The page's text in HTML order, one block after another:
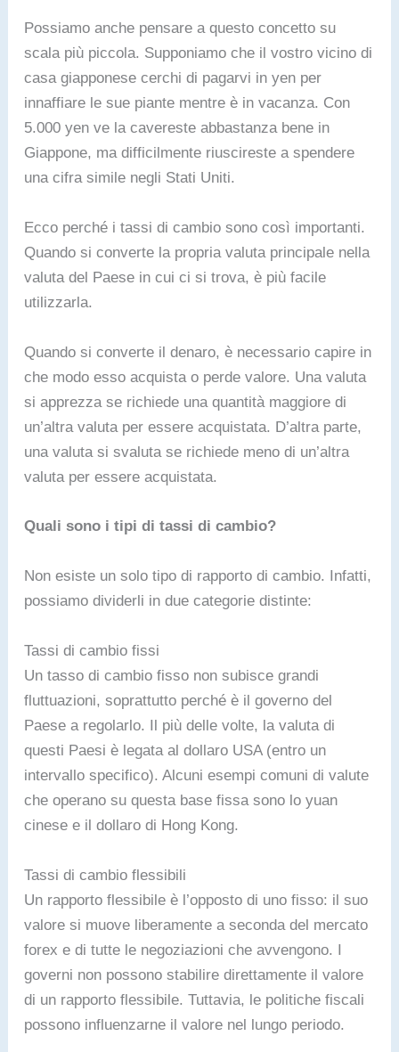
Possiamo anche pensare a questo concetto su
scala più piccola. Supponiamo che il vostro vicino di
casa giapponese cerchi di pagarvi in yen per
innaffiare le sue piante mentre è in vacanza. Con
5.000 yen ve la cavereste abbastanza bene in
Giappone, ma difficilmente riuscireste a spendere
una cifra simile negli Stati Uniti.
Ecco perché i tassi di cambio sono così importanti.
Quando si converte la propria valuta principale nella
valuta del Paese in cui ci si trova, è più facile
utilizzarla.
Quando si converte il denaro, è necessario capire in
che modo esso acquista o perde valore. Una valuta
si apprezza se richiede una quantità maggiore di
un’altra valuta per essere acquistata. D’altra parte,
una valuta si svaluta se richiede meno di un’altra
valuta per essere acquistata.
Quali sono i tipi di tassi di cambio?
Non esiste un solo tipo di rapporto di cambio. Infatti,
possiamo dividerli in due categorie distinte:
Tassi di cambio fissi
Un tasso di cambio fisso non subisce grandi
fluttuazioni, soprattutto perché è il governo del
Paese a regolarlo. Il più delle volte, la valuta di
questi Paesi è legata al dollaro USA (entro un
intervallo specifico). Alcuni esempi comuni di valute
che operano su questa base fissa sono lo yuan
cinese e il dollaro di Hong Kong.
Tassi di cambio flessibili
Un rapporto flessibile è l’opposto di uno fisso: il suo
valore si muove liberamente a seconda del mercato
forex e di tutte le negoziazioni che avvengono. I
governi non possono stabilire direttamente il valore
di un rapporto flessibile. Tuttavia, le politiche fiscali
possono influenzarne il valore nel lungo periodo.